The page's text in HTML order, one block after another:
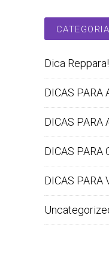
Dica Reppara!
DICAS PARA
DICAS PARA
DICAS PARA
DICAS PARA